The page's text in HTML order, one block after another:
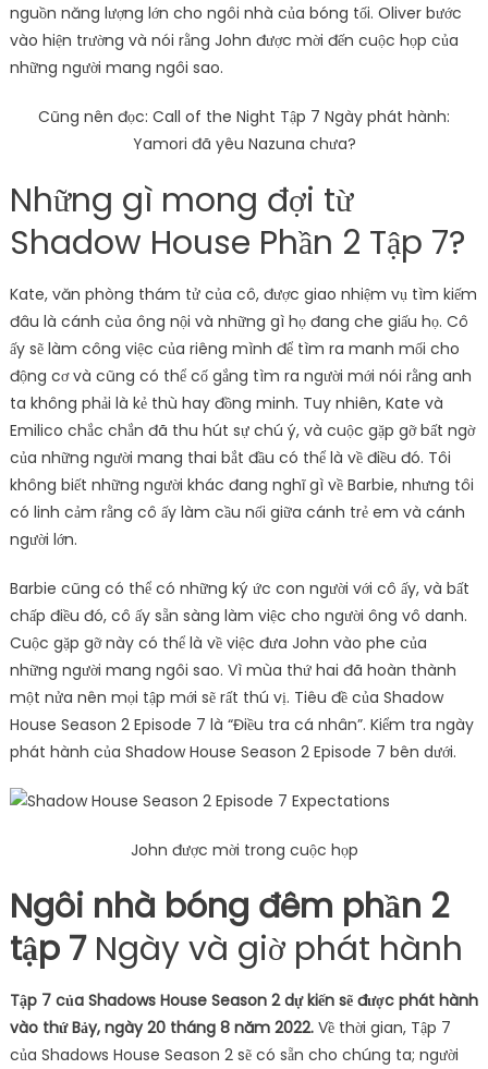
nguồn năng lượng lớn cho ngôi nhà của bóng tối. Oliver bước
vào hiện trường và nói rằng John được mời đến cuộc họp của
những người mang ngôi sao.
Cũng nên đọc: Call of the Night Tập 7 Ngày phát hành:
Yamori đã yêu Nazuna chưa?
Những gì mong đợi từ
Shadow House Phần 2 Tập 7?
Kate, văn phòng thám tử của cô, được giao nhiệm vụ tìm kiếm
đâu là cánh của ông nội và những gì họ đang che giấu họ. Cô
ấy sẽ làm công việc của riêng mình để tìm ra manh mối cho
động cơ và cũng có thể cố gắng tìm ra người mới nói rằng anh
ta không phải là kẻ thù hay đồng minh. Tuy nhiên, Kate và
Emilico chắc chắn đã thu hút sự chú ý, và cuộc gặp gỡ bất ngờ
của những người mang thai bắt đầu có thể là về điều đó. Tôi
không biết những người khác đang nghĩ gì về Barbie, nhưng tôi
có linh cảm rằng cô ấy làm cầu nối giữa cánh trẻ em và cánh
người lớn.
Barbie cũng có thể có những ký ức con người với cô ấy, và bất
chấp điều đó, cô ấy sẵn sàng làm việc cho người ông vô danh.
Cuộc gặp gỡ này có thể là về việc đưa John vào phe của
những người mang ngôi sao. Vì mùa thứ hai đã hoàn thành
một nửa nên mọi tập mới sẽ rất thú vị. Tiêu đề của Shadow
House Season 2 Episode 7 là “Điều tra cá nhân”. Kiểm tra ngày
phát hành của Shadow House Season 2 Episode 7 bên dưới.
John được mời trong cuộc họp
Ngôi nhà bóng đêm phần 2
tập 7Ngày và giờ phát hành
Tập 7 của Shadows House Season 2 dự kiến ​​sẽ được phát hành
vào thứ Bảy, ngày 20 tháng 8 năm 2022. Về thời gian, Tập 7
của Shadows House Season 2 sẽ có sẵn cho chúng ta; người